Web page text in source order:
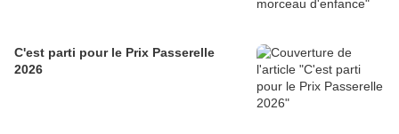
C'est parti pour le Prix Passerelle
2026